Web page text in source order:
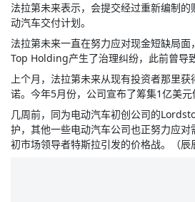
法拉第未来表示，会提交经过重新编制
动汽车交付计划。
法拉第未来一直在努力应对现金短缺局面
Top Holding产生了治理纠纷，此前曾导
上个月，法拉第未来从现有投资者那里
诺。今年5月份，公司宣布了筹集1亿美元
几周前，同为电动汽车初创公司的
护，其他一些电动汽车公司也正努力应
初市场领导者特斯拉引发的价格战。（辰